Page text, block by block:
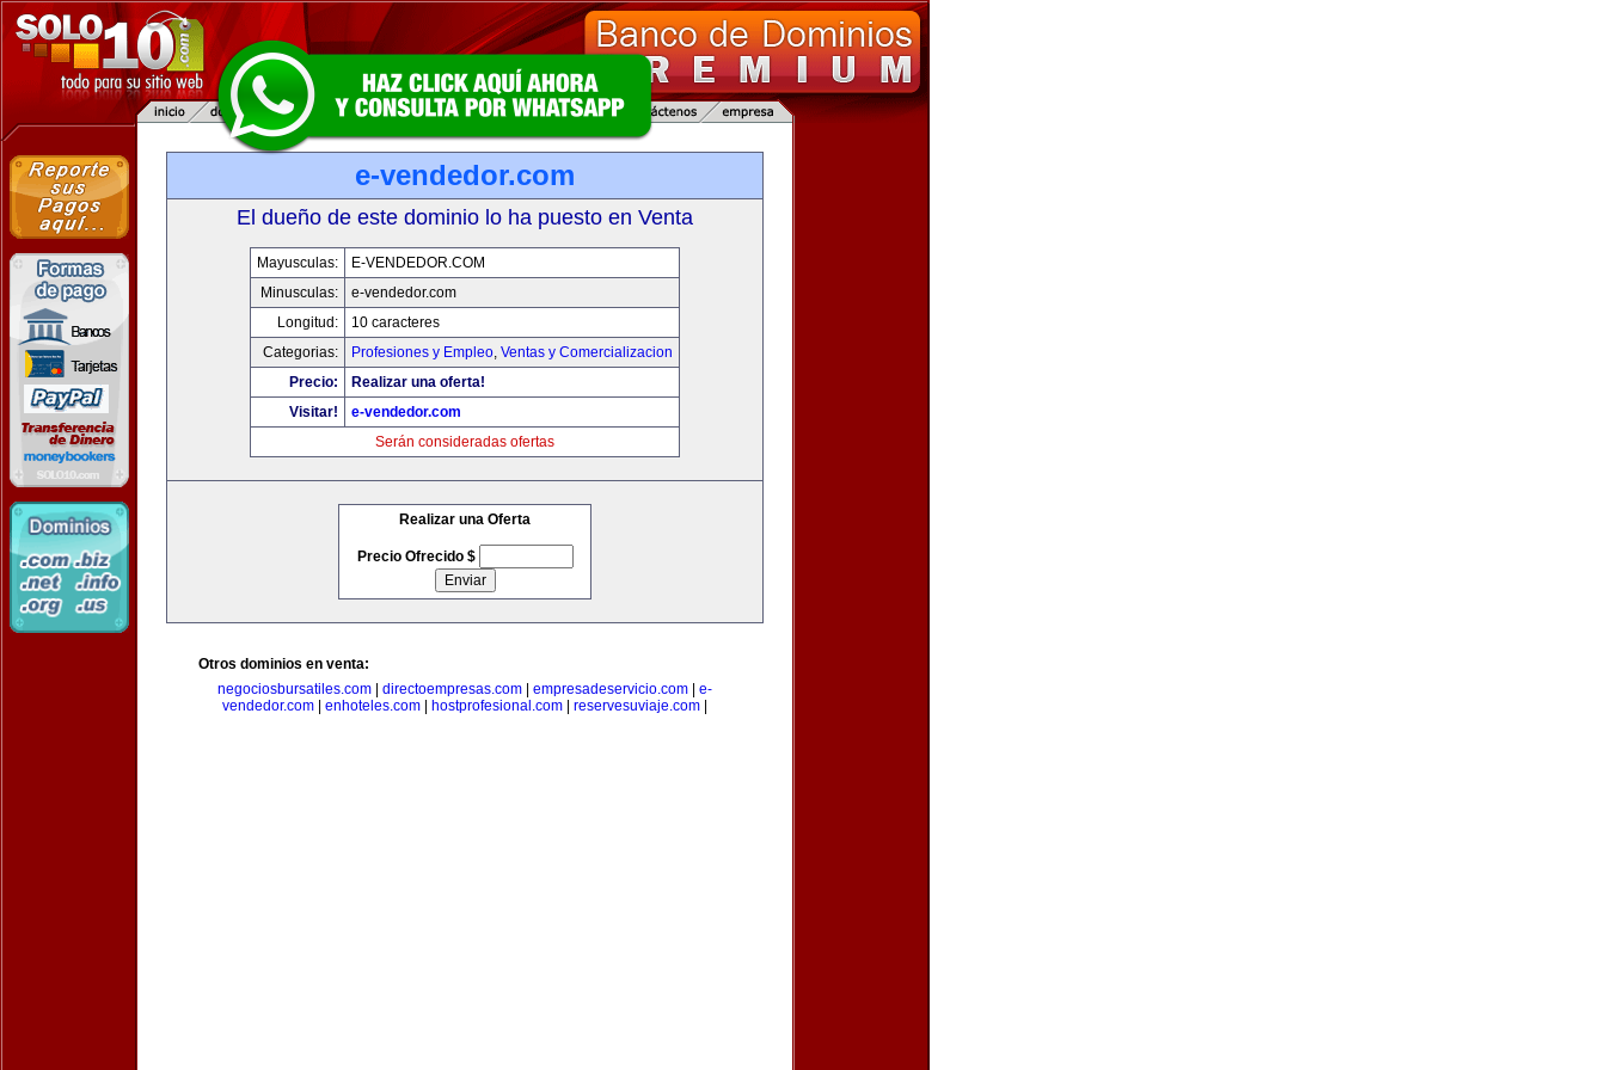
e-vendedor.com
El dueño de este dominio lo ha puesto en Venta
Mayusculas:
E-VENDEDOR.COM
Minusculas:
e-vendedor.com
Longitud:
10 caracteres
Categorias:
Profesiones y Empleo, Ventas y Comercializacion
Precio:
Realizar una oferta!
Visitar!
e-vendedor.com
Serán consideradas ofertas
Realizar una Oferta
Precio Ofrecido $
Otros dominios en venta:
negociosbursatiles.com
directoempresas.com empresadeservicio.com
e-
vendedor.com
enhoteles.com hostprofesional.com reservesuviaje.com